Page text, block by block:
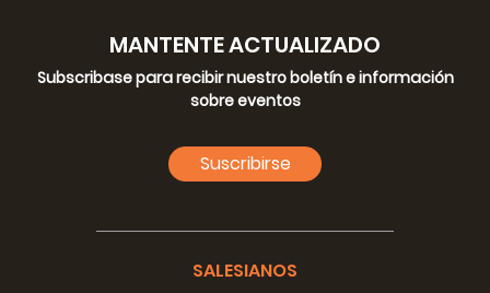
MANTENTE ACTUALIZADO
Subscribase para recibir nuestro boletín e información
sobre eventos
Suscribirse
SALESIANOS